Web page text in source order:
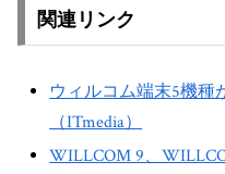
関連リンク
ウィルコム端末5機種
（ITmedia）
WILLCOM 9、